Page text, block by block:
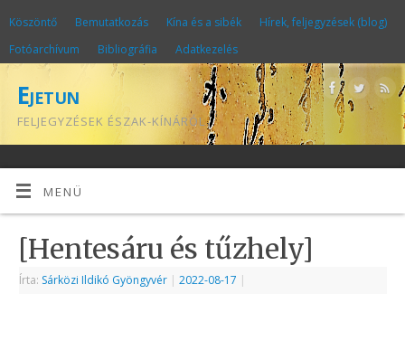
Köszöntő Bemutatkozás Kína és a sibék
Hírek, feljegyzések (blog)
Fotóarchívum
Bibliográfia Adatkezelés
Ejetun
FELJEGYZÉSEK ÉSZAK-KÍNÁRÓL
MENÜ
[Hentesáru és tűzhely]
Írta: Sárközi Ildikó Gyöngyvér | 2022-08-17 |